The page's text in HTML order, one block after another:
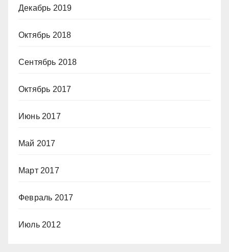
Декабрь 2019
Октябрь 2018
Сентябрь 2018
Октябрь 2017
Июнь 2017
Май 2017
Март 2017
Февраль 2017
Июль 2012